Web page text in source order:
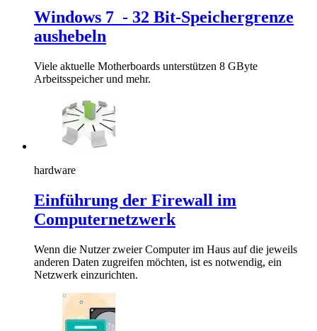
Windows 7 - 32 Bit-Speichergrenze
aushebeln
Viele aktuelle Motherboards unterstützen 8 GByte
Arbeitsspeicher und mehr.
hardware
Einführung der Firewall im
Computernetzwerk
Wenn die Nutzer zweier Computer im Haus auf die jeweils
anderen Daten zugreifen möchten, ist es notwendig, ein
Netzwerk einzurichten.